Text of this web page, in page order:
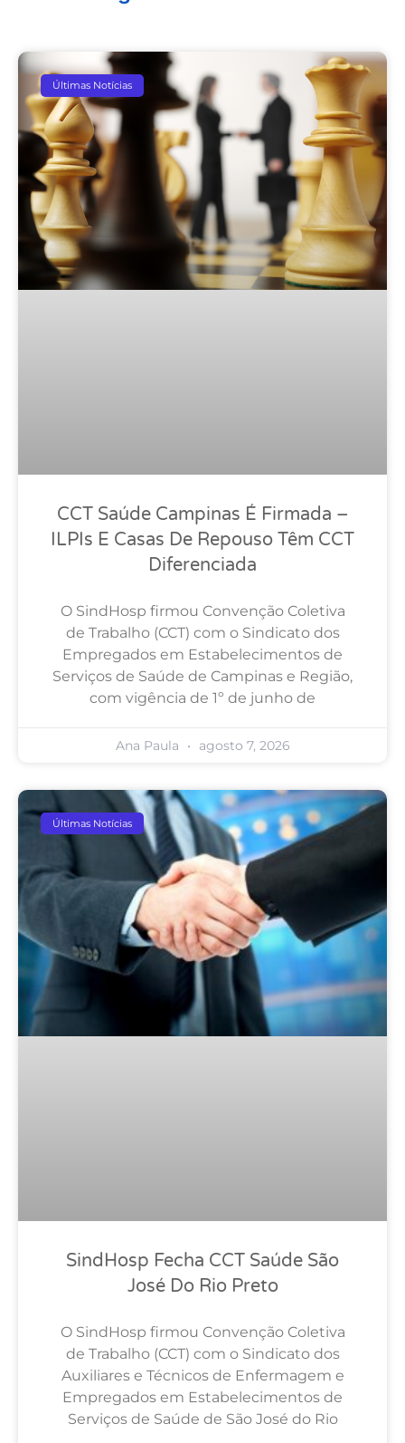
Últimas Notícias
CCT Saúde Campinas É Firmada –
ILPIs E Casas De Repouso Têm CCT
Diferenciada
O SindHosp firmou Convenção Coletiva
de Trabalho (CCT) com o Sindicato dos
Empregados em Estabelecimentos de
Serviços de Saúde de Campinas e Região,
com vigência de 1º de junho de
Ana Paula agosto 7, 2026
Últimas Notícias
SindHosp Fecha CCT Saúde São
José Do Rio Preto
O SindHosp firmou Convenção Coletiva
de Trabalho (CCT) com o Sindicato dos
Auxiliares e Técnicos de Enfermagem e
Empregados em Estabelecimentos de
Serviços de Saúde de São José do Rio